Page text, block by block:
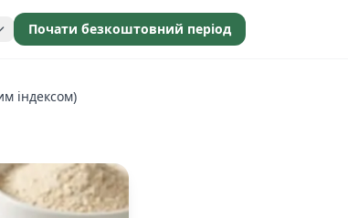
Почати безкоштовний період
індексом)